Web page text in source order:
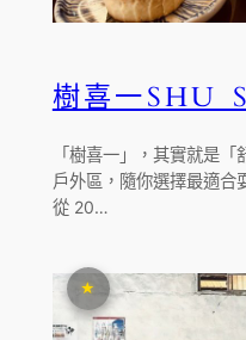
樹喜一SHU
「樹喜一」，其實就是
戶外區，隨你選擇最適合
從 20…
★